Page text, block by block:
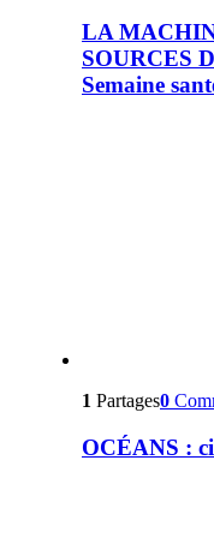
LA
SOURCES
Semaine
1 Partages0
OCÉANS :